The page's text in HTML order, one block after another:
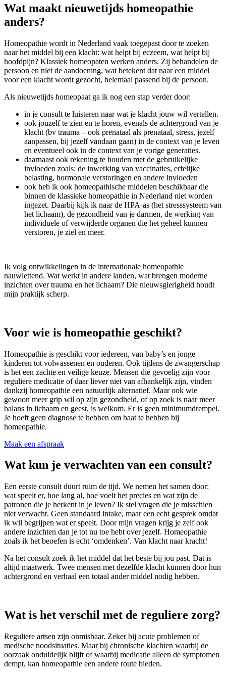
Wat maakt nieuwetijds homeopathie
anders?
Homeopathie wordt in Nederland vaak toegepast door te zoeken
naar het middel bij een klacht: wat helpt bij eczeem, wat helpt bij
hoofdpijn? Klassiek homeopaten werken anders. Zij behandelen de
persoon en niet de aandoening, wat betekent dat naar een middel
voor een klacht wordt gezocht, helemaal passend bij de persoon.
Als nieuwetijds homeopaat ga ik nog een stap verder door:
in je consult te luisteren naar wat je klacht jouw wil vertellen.
ook jouzelf te zien en te horen, evenals de achtergrond van je
klacht (bv trauma – ook prenataal als prenataal, stress, jezelf
aanpassen, bij jezelf vandaan gaan) in de context van je leven
en eventueel ook in de context van je vorige generaties.
daarnaast ook rekening te houden met de gebruikelijke
invloeden zoals: de inwerking van vaccinaties, erfelijke
belasting, hormonale verstoringen en andere invloeden
ook heb ik ook homeopathische middelen beschikbaar die
binnen de klassieke homeopathie in Nederland niet worden
ingezet. Daarbij kijk ik naar de HPA-as (het stresssysteem van
het lichaam), de gezondheid van je darmen, de werking van
individuele of verwijderde organen die het geheel kunnen
verstoren, je ziel en meer.
Ik volg ontwikkelingen in de internationale homeopathie
nauwlettend. Wat werkt in andere landen, wat brengen moderne
inzichten over trauma en het lichaam? Die nieuwsgierigheid houdt
mijn praktijk scherp.
Voor wie is homeopathie geschikt?
Homeopathie is geschikt voor iedereen, van baby’s en jonge
kinderen tot volwassenen en ouderen. Ook tijdens de zwangerschap
is het een zachte en veilige keuze. Mensen die gevoelig zijn voor
reguliere medicatie of daar liever niet van afhankelijk zijn, vinden
dankzij homeopathie een natuurlijk alternatief. Maar ook wie
gewoon meer grip wil op zijn gezondheid, of op zoek is naar meer
balans in lichaam en geest, is welkom. Er is geen minimumdrempel.
Je hoeft geen diagnose te hebben om baat te hebben bij
homeopathie.
Maak een afspraak
Wat kun je verwachten van een consult?
Een eerste consult duurt ruim de tijd. We nemen het samen door:
wat speelt er, hoe lang al, hoe voelt het precies en wat zijn de
patronen die je herkent in je leven? Ik stel vragen die je misschien
niet verwacht. Geen standaard intake, maar een echt gesprek omdat
ik wil begrijpen wat er speelt. Door mijn vragen krijg je zelf ook
andere inzichten dan je tot nu toe hebt over jezelf. Homeopathie
zoals ik het beoefen is echt ‘omdenken’. Van klacht naar kracht!
Na het consult zoek ik het middel dat het beste bij jou past. Dat is
altijd maatwerk. Twee mensen met dezelfde klacht kunnen door hun
achtergrond en verhaal een totaal ander middel nodig hebben.
Wat is het verschil met de reguliere zorg?
Reguliere artsen zijn onmisbaar. Zeker bij acute problemen of
medische noodsituaties. Maar bij chronische klachten waarbij de
oorzaak onduidelijk blijft of waarbij medicatie alleen de symptomen
dempt, kan homeopathie een andere route bieden.